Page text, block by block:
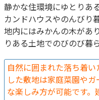
静かな住環境にゆとりあ
カンドハウスやのんびり
地内にはみかんの木があ
りある土地でのびのび暮
自然に囲まれた落ち着
した敷地は家庭菜園や
な楽しみ方が可能です